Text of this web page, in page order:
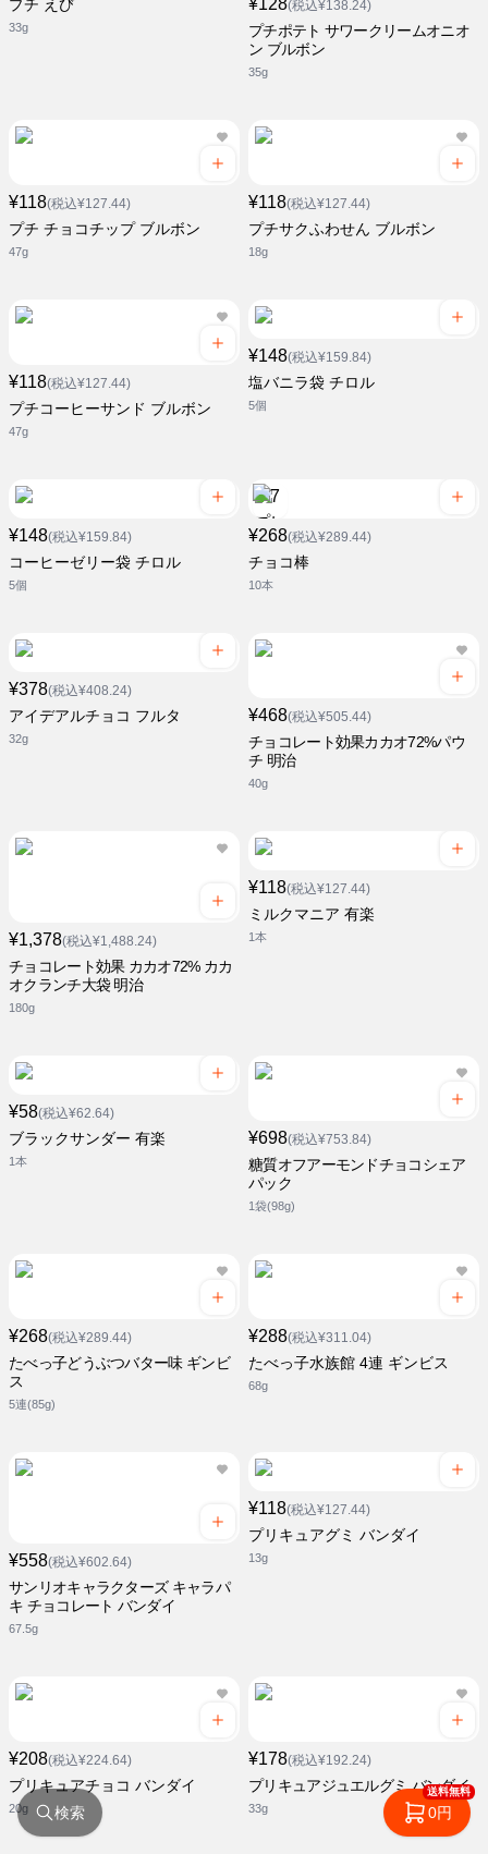
プチ えび
33g
¥128(税込¥138.24)
プチポテト サワークリームオニオ
ン ブルボン
35g
¥118(税込¥127.44)
プチ チョコチップ ブルボン
47g
¥118(税込¥127.44)
プチサクふわせん ブルボン
18g
¥118(税込¥127.44)
プチコーヒーサンド ブルボン
47g
¥148(税込¥159.84)
塩バニラ袋 チロル
5個
¥148(税込¥159.84)
コーヒーゼリー袋 チロル
5個
¥268(税込¥289.44)
チョコ棒
10本
¥378(税込¥408.24)
アイデアルチョコ フルタ
32g
¥468(税込¥505.44)
チョコレート効果カカオ72%パウ
チ 明治
40g
¥1,378(税込¥1,488.24)
チョコレート効果 カカオ72% カカ
オクランチ大袋 明治
180g
¥118(税込¥127.44)
ミルクマニア 有楽
1本
¥58(税込¥62.64)
ブラックサンダー 有楽
1本
¥698(税込¥753.84)
糖質オフアーモンドチョコシェア
パック
1袋(98g)
¥268(税込¥289.44)
たべっ子どうぶつバター味 ギンビ
ス
5連(85g)
¥288(税込¥311.04)
たべっ子水族館 4連 ギンビス
68g
¥558(税込¥602.64)
サンリオキャラクターズ キャラパ
キ チョコレート バンダイ
67.5g
¥118(税込¥127.44)
プリキュアグミ バンダイ
13g
¥208(税込¥224.64)
プリキュアチョコ バンダイ
20g
¥178(税込¥192.24)
プリキュアジュエルグミ バンダイ
33g
検索
送料無料
0円